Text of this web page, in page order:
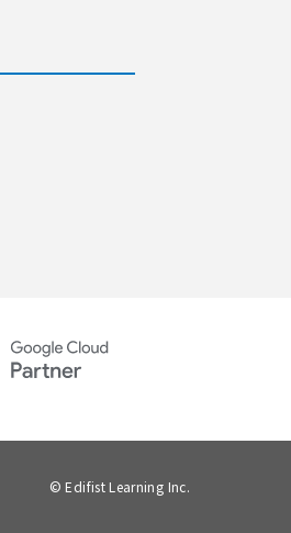
© Edifist Learning Inc.